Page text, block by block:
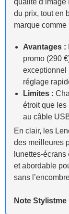
du prix, tout en
marque comme
Avantages :
promo (290
exceptionnel
réglage
Limites :
étroit que
au câble
En clair, les
des meilleures
lunettes-
et abordable
sans
Note Stylistme :